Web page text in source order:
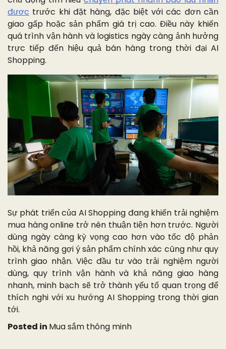
được trước khi đặt hàng, đặc biệt với các đơn cần
giao gấp hoặc sản phẩm giá trị cao. Điều này khiến
quá trình vận hành và logistics ngày càng ảnh hưởng
trực tiếp đến hiệu quả bán hàng trong thời đại AI
Shopping.
Sự phát triển của AI Shopping đang khiến trải nghiệm
mua hàng online trở nên thuận tiện hơn trước. Người
dùng ngày càng kỳ vọng cao hơn vào tốc độ phản
hồi, khả năng gợi ý sản phẩm chính xác cũng như quy
trình giao nhận. Việc đầu tư vào trải nghiệm người
dùng, quy trình vận hành và khả năng giao hàng
nhanh, minh bạch sẽ trở thành yếu tố quan trọng để
thích nghi với xu hướng AI Shopping trong thời gian
tới.
Posted in Mua sắm thông minh